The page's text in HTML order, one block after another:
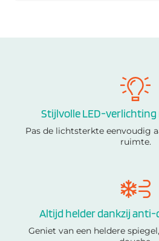
Stijlvolle LED-
Pas de lichtsterkte eenvoudig
ruimte.
Altijd helder dankzij
Geniet van een heldere